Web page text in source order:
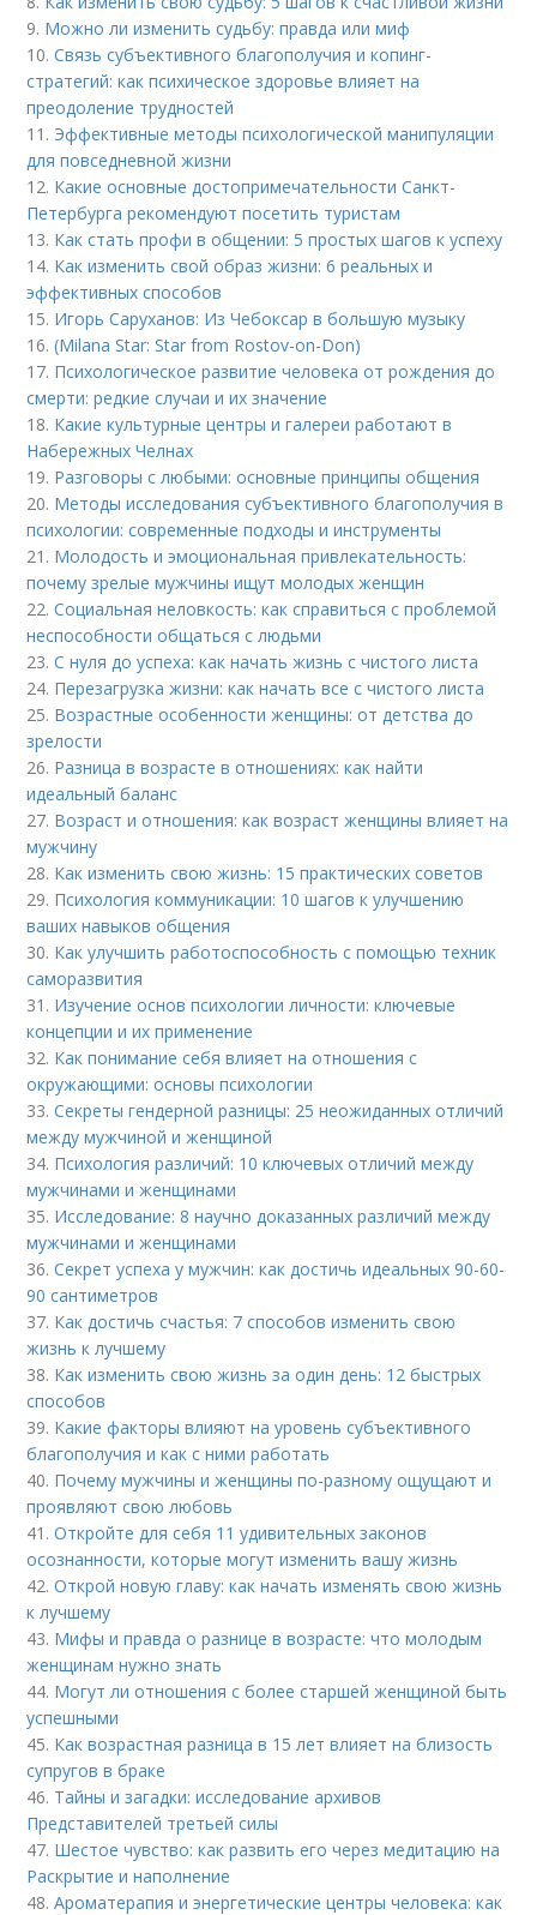
9. Можно ли изменить судьбу: правда или миф
10.Связь субъективного благополучия и копинг-
стратегий: как психическое здоровье влияет на
преодоление трудностей
11. Эффективные методы психологической манипуляции
для повседневной жизни
12. Какие основные достопримечательности Санкт-
Петербурга рекомендуют посетить туристам
13. Как стать профи в общении: 5 простых шагов к успеху
14. Как изменить свой образ жизни: 6 реальных и
эффективных способов
15. Игорь Саруханов: Из Чебоксар в большую музыку
16.(Milana Star: Star from Rostov-on-Don)
17. Психологическое развитие человека от рождения до
смерти: редкие случаи и их значение
18. Какие культурные центры и галереи работают в
Набережных Челнах
19. Разговоры с любыми: основные принципы общения
20. Методы исследования субъективного благополучия в
психологии: современные подходы и инструменты
21. Молодость и эмоциональная привлекательность:
почему зрелые мужчины ищут молодых женщин
22.Социальная неловкость: как справиться с проблемой
неспособности общаться с людьми
23.С нуля до успеха: как начать жизнь с чистого листа
24. Перезагрузка жизни: как начать все с чистого листа
25. Возрастные особенности женщины: от детства до
зрелости
26. Разница в возрасте в отношениях: как найти
идеальный баланс
27. Возраст и отношения: как возраст женщины влияет на
мужчину
28. Как изменить свою жизнь: 15 практических советов
29. Психология коммуникации: 10 шагов к улучшению
ваших навыков общения
30. Как улучшить работоспособность с помощью техник
саморазвития
31. Изучение основ психологии личности: ключевые
концепции и их применение
32. Как понимание себя влияет на отношения с
окружающими: основы психологии
33.Секреты гендерной разницы: 25 неожиданных отличий
между мужчиной и женщиной
34. Психология различий: 10 ключевых отличий между
мужчинами и женщинами
35. Исследование: 8 научно доказанных различий между
мужчинами и женщинами
36.Секрет успеха у мужчин: как достичь идеальных 90-60-
90 сантиметров
37. Как достичь счастья: 7 способов изменить свою
жизнь к лучшему
38. Как изменить свою жизнь за один день: 12 быстрых
способов
39. Какие факторы влияют на уровень субъективного
благополучия и как с ними работать
40. Почему мужчины и женщины по-разному ощущают и
проявляют свою любовь
41.Откройте для себя 11 удивительных законов
осознанности, которые могут изменить вашу жизнь
42.Открой новую главу: как начать изменять свою жизнь
к лучшему
43. Мифы и правда о разнице в возрасте: что молодым
женщинам нужно знать
44. Могут ли отношения с более старшей женщиной быть
успешными
45. Как возрастная разница в 15 лет влияет на близость
супругов в браке
46. Тайны и загадки: исследование архивов
Представителей третьей силы
47. Шестое чувство: как развить его через медитацию на
Раскрытие и наполнение
48.Ароматерапия и энергетические центры человека: как